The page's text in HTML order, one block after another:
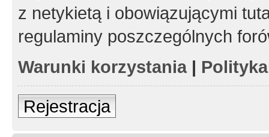
z netykietą i obowiązującymi
regulaminy poszczególnych
Warunki korzystania|
Rejestracja